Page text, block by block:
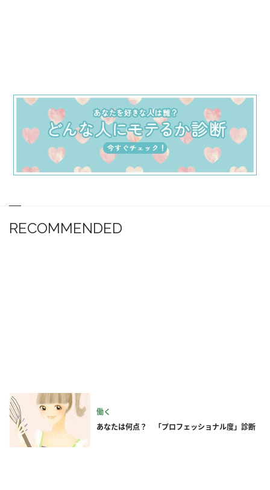
RECOMMENDED
働く
あなたは何点？ 「プロフェッショナル度」診断